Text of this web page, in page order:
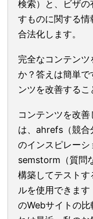
検索）と、ビザ
すものに関する情
合法化します。
完全なコンテン
か？答えは簡単
ンツを改善するこ
コンテンツを改
は、ahrefs（競合
のインスピレーシ
semstorm（質問
構築してテスト
ルを使用できます
のWebサイトの